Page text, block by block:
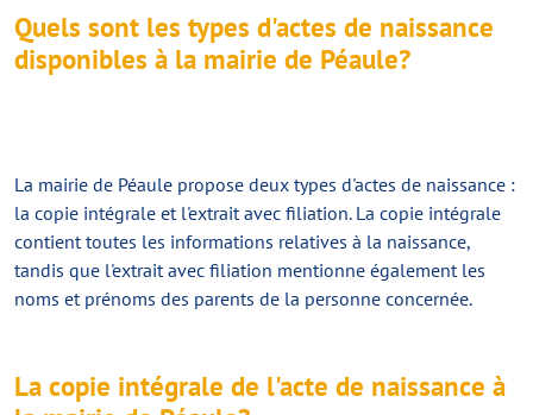
Quels sont les types d'actes de naissance
disponibles à la mairie de Péaule?
La mairie de Péaule propose deux types d'actes de naissance :
la copie intégrale et l'extrait avec filiation. La copie intégrale
contient toutes les informations relatives à la naissance,
tandis que l'extrait avec filiation mentionne également les
noms et prénoms des parents de la personne concernée.
La copie intégrale de l'acte de naissance à